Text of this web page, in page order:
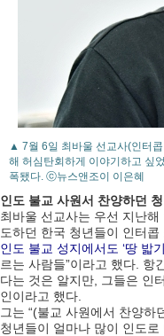
▲ 7월 6일 최바울 선교사(인터
해 허심탄회하게 이야기하고 싶
폭됐다. ⓒ뉴스앤조이 이은혜
인도 불교 사원서 찬양하던
최바울 선교사는 우선 지난
도하던 한국 청년들이 인터
인도 불교 성지에서도 ‘땅 밟
르는 사람들”이라고 했다. 항
다는 것은 알지만, 그들은 인
인이라고 했다.
그는 “(불교 사원에서 찬양
청년들이 얼마나 많이 인도